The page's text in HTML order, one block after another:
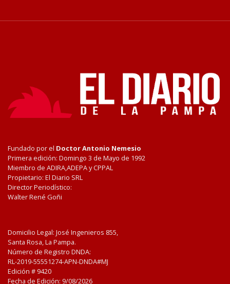
Fundado por el Doctor Antonio Nemesio
Primera edición: Domingo 3 de Mayo de 1992
Miembro de ADIRA,ADEPA y CPPAL
Propietario: El Diario SRL
Director Periodístico:
Walter René Goñi
Domicilio Legal: José Ingenieros 855,
Santa Rosa, La Pampa.
Número de Registro DNDA:
RL-2019-55551274-APN-DNDA#MJ
Edición # 9420
Fecha de Edición: 9/08/2026